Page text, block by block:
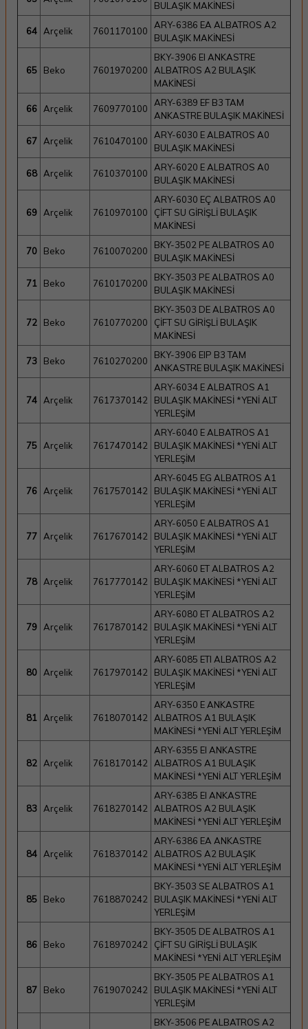
BULAŞIK MAKİNESİ
64 Arçelik 7601170100
ARY-6386 EA ALBATROS A2
BULAŞIK MAKİNESİ
65 Beko 7601970200
BKY-3906 EI ANKASTRE
ALBATROS A2 BULAŞIK
MAKİNESİ
66 Arçelik 7609770100
ARY-6389 EF B3 TAM
ANKASTRE BULAŞIK MAKİNESİ
67 Arçelik 7610470100
ARY-6030 E ALBATROS A0
BULAŞIK MAKİNESİ
68 Arçelik 7610370100
ARY-6020 E ALBATROS A0
BULAŞIK MAKİNESİ
69 Arçelik 7610970100
ARY-6030 EÇ ALBATROS A0
ÇİFT SU GİRİŞLİ BULAŞIK
MAKİNESİ
70 Beko 7610070200
BKY-3502 PE ALBATROS A0
BULAŞIK MAKİNESİ
71 Beko 7610170200
BKY-3503 PE ALBATROS A0
BULAŞIK MAKİNESİ
72 Beko 7610770200
BKY-3503 DE ALBATROS A0
ÇİFT SU GİRİŞLİ BULAŞIK
MAKİNESİ
73 Beko 7610270200
BKY-3906 EIP B3 TAM
ANKASTRE BULAŞIK MAKİNESİ
74 Arçelik 7617370142
ARY-6034 E ALBATROS A1
BULAŞIK MAKİNESİ *YENİ ALT
YERLEŞİM
75 Arçelik 7617470142
ARY-6040 E ALBATROS A1
BULAŞIK MAKİNESİ *YENİ ALT
YERLEŞİM
76 Arçelik 7617570142
ARY-6045 EG ALBATROS A1
BULAŞIK MAKİNESİ *YENİ ALT
YERLEŞİM
77 Arçelik 7617670142
ARY-6050 E ALBATROS A1
BULAŞIK MAKİNESİ *YENİ ALT
YERLEŞİM
78 Arçelik 7617770142
ARY-6060 ET ALBATROS A2
BULAŞIK MAKİNESİ *YENİ ALT
YERLEŞİM
79 Arçelik 7617870142
ARY-6080 ET ALBATROS A2
BULAŞIK MAKİNESİ *YENİ ALT
YERLEŞİM
80 Arçelik 7617970142
ARY-6085 ETI ALBATROS A2
BULAŞIK MAKİNESİ *YENİ ALT
YERLEŞİM
81 Arçelik 7618070142
ARY-6350 E ANKASTRE
ALBATROS A1 BULAŞIK
MAKİNESİ *YENİ ALT YERLEŞİM
82 Arçelik 7618170142
ARY-6355 EI ANKASTRE
ALBATROS A1 BULAŞIK
MAKİNESİ *YENİ ALT YERLEŞİM
83 Arçelik 7618270142
ARY-6385 EI ANKASTRE
ALBATROS A2 BULAŞIK
MAKİNESİ *YENİ ALT YERLEŞİM
84 Arçelik 7618370142
ARY-6386 EA ANKASTRE
ALBATROS A2 BULAŞIK
MAKİNESİ *YENİ ALT YERLEŞİM
85 Beko 7618870242
BKY-3503 SE ALBATROS A1
BULAŞIK MAKİNESİ *YENİ ALT
YERLEŞİM
86 Beko 7618970242
BKY-3505 DE ALBATROS A1
ÇİFT SU GİRİŞLİ BULAŞIK
MAKİNESİ *YENİ ALT YERLEŞİM
87 Beko 7619070242
BKY-3505 PE ALBATROS A1
BULAŞIK MAKİNESİ *YENİ ALT
YERLEŞİM
BKY-3506 PE ALBATROS A2